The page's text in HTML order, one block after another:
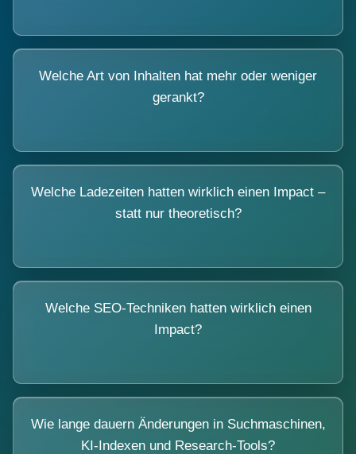
Welche Art von Inhalten hat mehr oder weniger
gerankt?
Welche Ladezeiten hatten wirklich einen Impact –
statt nur theoretisch?
Welche SEO-Techniken hatten wirklich einen
Impact?
Wie lange dauern Änderungen in Suchmaschinen,
KI-Indexen und Research-Tools?